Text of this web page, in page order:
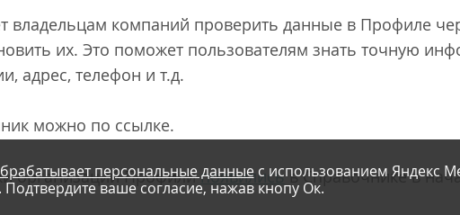
владельцам компаний проверить данные в Профиле
их. Это поможет пользователям знать точную
адрес, телефон и т.д.
можно по ссылке.
организаций Профилипоявилисьв Справочнике в
персональные данныес использованием Яндекс
ваше согласие, нажав кнопу Ок.